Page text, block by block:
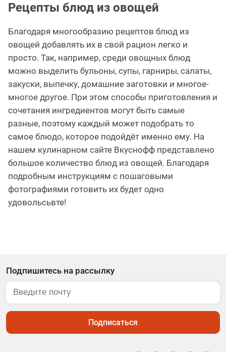
Рецепты блюд из овощей
Благодаря многообразию рецептов блюд из
овощей добавлять их в свой рацион легко и
просто. Так, например, среди овощных блюд
можно выделить бульоны, супы, гарниры, салаты,
закуски, выпечку, домашние заготовки и многое-
многое другое. При этом способы приготовления и
сочетания ингредиентов могут быть самые
разные, поэтому каждый может подобрать то
самое блюдо, которое подойдёт именно ему. На
нашем кулинарном сайте Вкуснофф представлено
большое количество блюд из овощей. Благодаря
подробным инструкциям с пошаговыми
фотографиями готовить их будет одно
удовольсьвте!
Подпишитесь на рассылку
Подписаться